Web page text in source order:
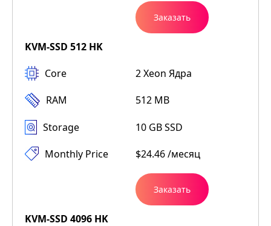
Заказать
KVM-SSD 512 HK
Core
2 Xeon Ядра
RAM
512 MB
Storage
10 GB SSD
Monthly Price
$24.46 /месяц
Заказать
KVM-SSD 4096 HK